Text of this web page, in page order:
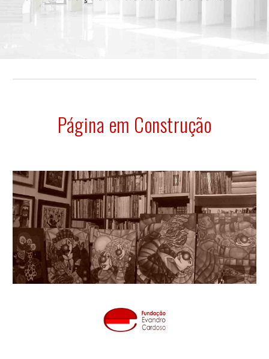
Página em Construção